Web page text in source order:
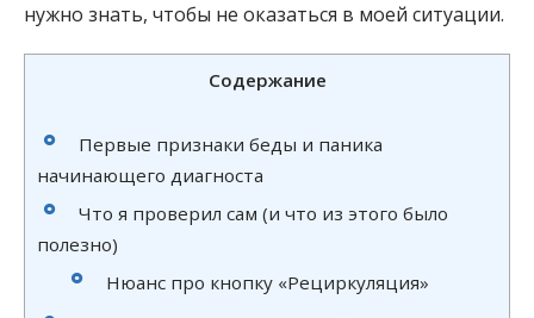
нужно знать, чтобы не оказаться в моей ситуации.
Содержание
Первые признаки беды и паника
начинающего диагноста
Что я проверил сам (и что из этого было
полезно)
Нюанс про кнопку «Рециркуляция»